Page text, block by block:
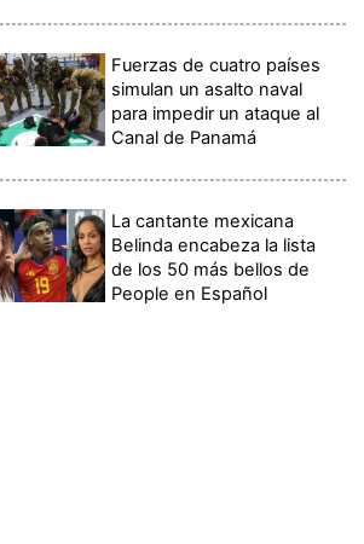
Fuerzas de cuatro países
simulan un asalto naval
para impedir un ataque al
Canal de Panamá
La cantante mexicana
Belinda encabeza la lista
de los 50 más bellos de
People en Español